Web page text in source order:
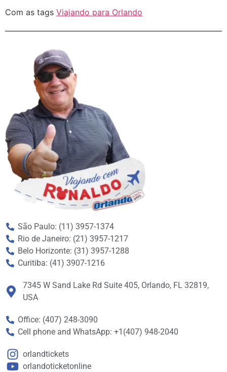
Com as tags Viajando para Orlando
São Paulo: (11) 3957-1374
Rio de Janeiro: (21) 3957-1217
Belo Horizonte: (31) 3957-1288
Curitiba: (41) 3907-1216
7345 W Sand Lake Rd Suite 405, Orlando, FL 32819,
USA
Office: (407) 248-3090
Cell phone and WhatsApp: +1(407) 948-2040
orlandtickets
orlandoticketonline